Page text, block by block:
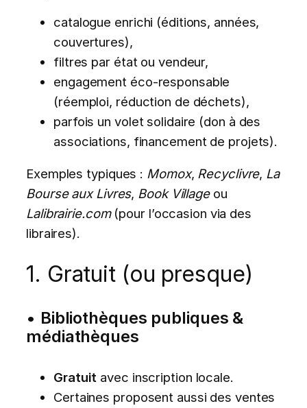
catalogue enrichi (éditions, années,
couvertures),
filtres par état ou vendeur,
engagement éco-responsable
(réemploi, réduction de déchets),
parfois un volet solidaire (don à des
associations, financement de projets).
Exemples typiques : Momox, Recyclivre, La
Bourse aux Livres, Book Villageou
Lalibrairie.com(pour l’occasion via des
libraires).
1. Gratuit (ou presque)
• Bibliothèques publiques &
médiathèques
Gratuit avec inscription locale.
Certaines proposent aussi des ventes